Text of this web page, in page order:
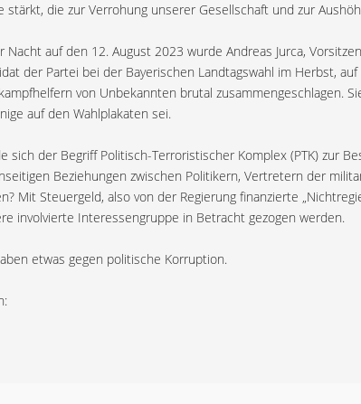
stärkt, die zur Verrohung unserer Gesellschaft und zur
Nacht auf den 12. August 2023 wurde Andreas Jurca,
der Partei bei der Bayerischen Landtagswahl im Herbst,
von Unbekannten brutal zusammengeschlagen.
auf den Wahlplakaten sei.
sich der Begriff Politisch-Terroristischer Komplex (PTK) zur
Beziehungen zwischen Politikern, Vertretern der
Mit Steuergeld, also von der Regierung finanzierte
involvierte Interessengruppe in Betracht gezogen werden.
etwas gegen politische Korruption.